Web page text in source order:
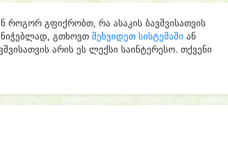
როგორ გფიქრობთ, რა ასაკის ბავშვისათვის
გთხოვთ შეხვიდეთ სისტემაში ან
არის ეს ლექსი საინტერესო. თქვენი